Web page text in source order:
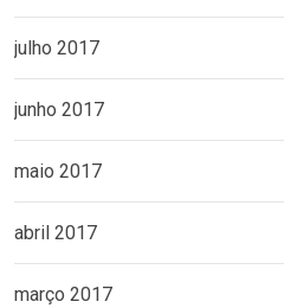
julho 2017
junho 2017
maio 2017
abril 2017
março 2017